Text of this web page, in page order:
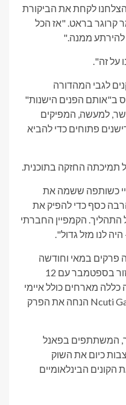
לקחת את הביקורת
קרוגר בראט. "אז הכל
להירתע ממנה."
על זה".
לגבי המהדורה
ב"אותם הפנים הישנות"
למעשה, המפיקים
פתוחים כדי להביא
תמיכתה החזקה בתוכנית.
כשותפה ששמה את
כסף כדי להפיק את
התהליך. הקמפיין החברתי
לנו מזל גדול".
פרקים במאי וחודשה
מיידית לעונה שנייה. התוכנית תחזור בספטמבר עם 12
מארחים כולל איימי
לו ווד, ניקולה קוקלן וטינה פיי. Ncuti Gatwa הנחה את הפרק
המשתתפים בפאנל
כיום את השוק
הבינלאומיים